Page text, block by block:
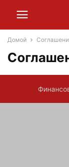
Домой